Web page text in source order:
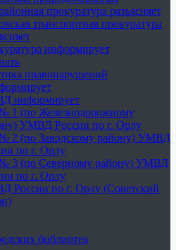
прокуратура разъясняет
транспортная прокуратура
информирует
правонарушений
информирует
1 (по Железнодорожному
УМВД России по г. Орлу
2 (по Заводскому району) УМВД
по г. Орлу
3 (по Северному району) УМВД
по г. Орлу
России по г. Орлу (Советский
библиотек